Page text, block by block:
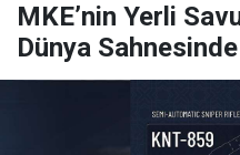
MKE’nin Yerli
Dünya Sahnesinde